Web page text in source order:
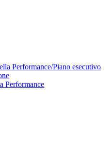
Performance/Piano esecutivo
Performance